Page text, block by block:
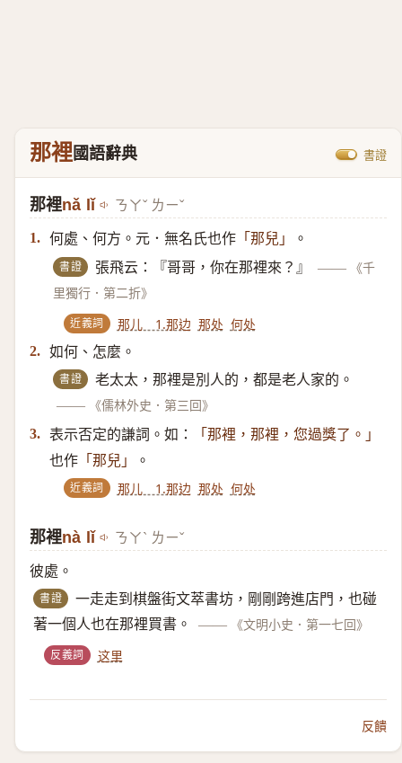
那裡國語辭典 書證
那裡nǎ lǐ ㄋㄚˇ ㄌㄧˇ
1. 何處、何方。元．無名氏也作 「那兒」 。
書證 張飛云：『哥哥，你在那裡來？』 ——
《千
里獨行．第二折》
近義詞 那儿 1.那边 那处 何处
2. 如何、怎麼。
書證
老太太，那裡是別人的，都是老人家的。
——
《儒林外史．第三回》
3. 表示否定的謙詞。如： 「那裡，那裡，您過獎了。」
也作 「那兒」 。
近義詞 那儿 1.那边 那处 何处
那裡nà lǐ ㄋㄚˋ ㄌㄧˇ
彼處。
書證
一走走到棋盤街文萃書坊，剛剛跨進店門，也碰
著一個人也在那裡買書。
—— 《文明小史．第一七回》
反義詞 这里
反饋